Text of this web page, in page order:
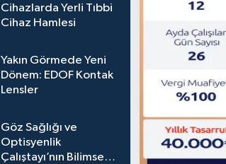
Cihazlarda Yerli Tıbbi
Cihaz Hamlesi
Yakın Görmede Yeni
Dönem: EDOF Kontak
Lensler
Göz Sağlığı ve
Optisyenlik
Çalıştayı’nın Bilimsel